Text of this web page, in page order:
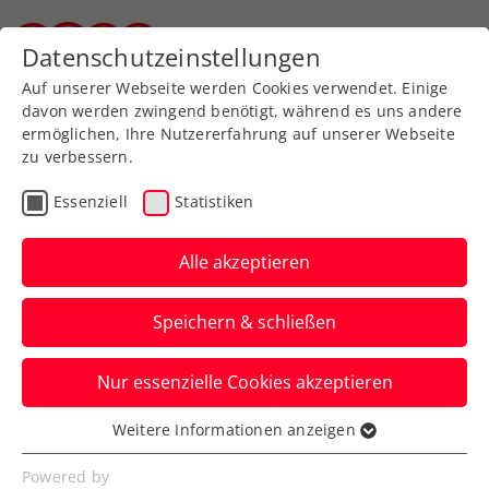
Zurück zur Newsübersicht
Steiermark
Der Steirische
Tennisverband - Sport
trifft Wirtschaft
Vortrag- und Diskussionsveranstaltung
am 20.März in Graz
Verfasst von: Stefan Schuh, 24.02.2019
Datenschutzeinstellungen
Auf unserer Webseite werden Cookies verwendet. Einige
davon werden zwingend benötigt, während es uns andere
ermöglichen, Ihre Nutzererfahrung auf unserer Webseite
zu verbessern.
Essenziell Statistiken
Alle akzeptieren
Speichern & schließen
Nur essenzielle Cookies akzeptieren
Essenziell
Essenzielle Cookies werden für grundlegende
Weitere Informationen anzeigen
Powered by